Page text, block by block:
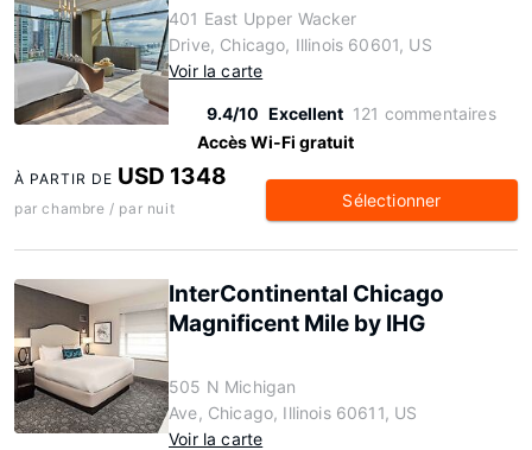
401 East Upper Wacker
Drive, Chicago, Illinois 60601, US
Voir la carte
9.4/10 Excellent 121 commentaires
Accès Wi-Fi gratuit
À PARTIR DE USD 1348
par chambre / par nuit Sélectionner
InterContinental Chicago
Magnificent Mile by IHG
505 N Michigan
Ave, Chicago, Illinois 60611, US
Voir la carte